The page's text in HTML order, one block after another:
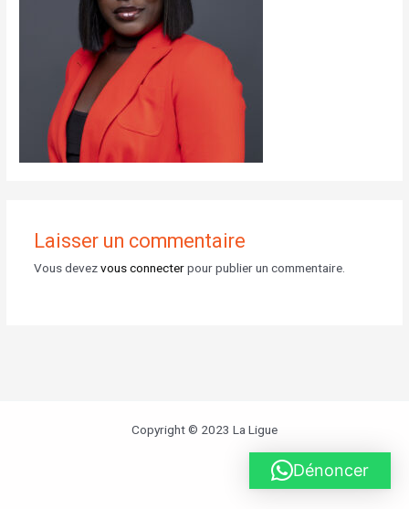
Laisser un commentaire
Vous devezvous connecterpour publier un commentaire.
Copyright © 2023 La Ligue
Dénoncer